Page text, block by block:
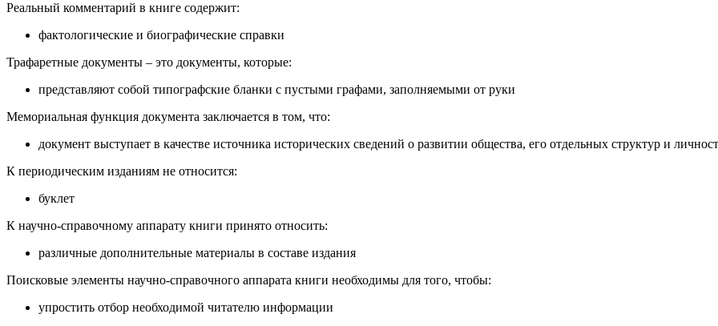
Реальный комментарий в книге содержит:
фактологические и биографические справки
Трафаретные документы – это документы, которые:
представляют собой типографские бланки с пустыми графами, заполняемыми от руки
Мемориальная функция документа заключается в том, что:
документ выступает в качестве источника исторических сведений о развитии общества, его отдельных структур и
К периодическим изданиям не относится:
буклет
К научно-справочному аппарату книги принято относить:
различные дополнительные материалы в составе издания
Поисковые элементы научно-справочного аппарата книги необходимы для того, чтобы:
упростить отбор необходимой читателю информации